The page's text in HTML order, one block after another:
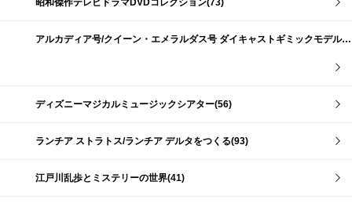
昭和傑作テレビドラマDVDコレクション(73)
アルカディア号/クイーン・エメラルダス号 ダイキャストギミックモデルをつくる(159)
ディズニーマジカルミュージックシアター(56)
ランチア ストラトス/ランチア デルタをつくる(93)
江戸川乱歩とミステリーの世界(41)